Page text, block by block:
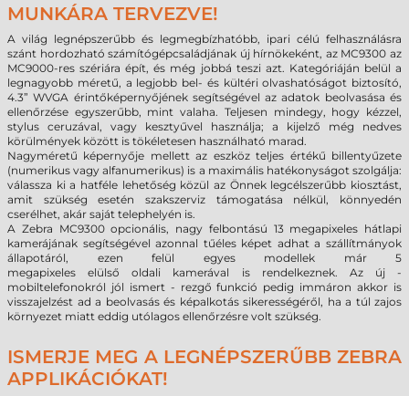
MUNKÁRA TERVEZVE!
A világ legnépszerűbb és legmegbízhatóbb, ipari célú felhasználásra
szánt hordozható számítógépcsaládjának új hírnökeként, az MC9300 az
MC9000-res szériára épít, és még jobbá teszi azt. Kategóriáján belül a
legnagyobb méretű, a legjobb bel- és kültéri olvashatóságot biztosító,
4.3” WVGA érintőképernyőjének segítségével az adatok beolvasása és
ellenőrzése egyszerűbb, mint valaha. Teljesen mindegy, hogy kézzel,
stylus ceruzával, vagy kesztyűvel használja; a kijelző még nedves
körülmények között is tökéletesen használható marad.
Nagyméretű képernyője mellett az eszköz teljes értékű billentyűzete
(numerikus vagy alfanumerikus) is a maximális hatékonyságot szolgálja:
válassza ki a hatféle lehetőség közül az Önnek legcélszerűbb kiosztást,
amit szükség esetén szakszerviz támogatása nélkül, könnyedén
cserélhet, akár saját telephelyén is.
A Zebra MC9300opcionális, nagy felbontású 13 megapixeles hátlapi
kamerájának segítségével azonnal tűéles képet adhat a szállítmányok
állapotáról, ezen felül egyes modellek már 5
megapixeleselülső oldali kamerával is rendelkeznek. Az új -
mobiltelefonokról jól ismert - rezgő funkció pedig immáron akkor is
visszajelzést ad a beolvasás és képalkotás sikerességéről, ha a túl zajos
környezet miatt eddig utólagos ellenőrzésre volt szükség.
ISMERJE MEG A LEGNÉPSZERŰBB ZEBRA
APPLIKÁCIÓKAT!